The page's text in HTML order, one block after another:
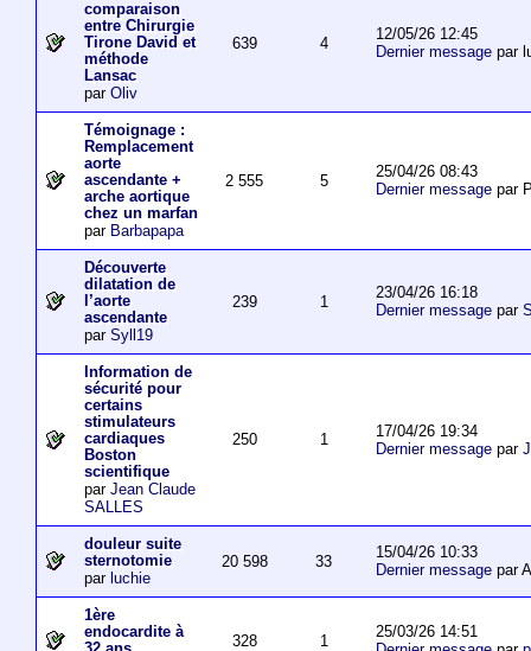
comparaison
entre Chirurgie
Tirone David et
méthode
Lansac
par Oliv
639 4
12/05/26 12:45
Dernier messagepar
Témoignage :
Remplacement
aorte
ascendante +
arche aortique
chez un marfan
par Barbapapa
2 555 5
25/04/26 08:43
Dernier messagepar
Découverte
dilatation de
l’aorte
ascendante
par Syll19
239 1
23/04/26 16:18
Dernier messagepar
Information de
sécurité pour
certains
stimulateurs
cardiaques
Boston
scientifique
par Jean Claude
SALLES
250 1
17/04/26 19:34
Dernier messagepar
douleur suite
sternotomie
par luchie
20 598 33
15/04/26 10:33
Dernier messagepar
1ère
endocardite à
328 1
25/03/26 14:51